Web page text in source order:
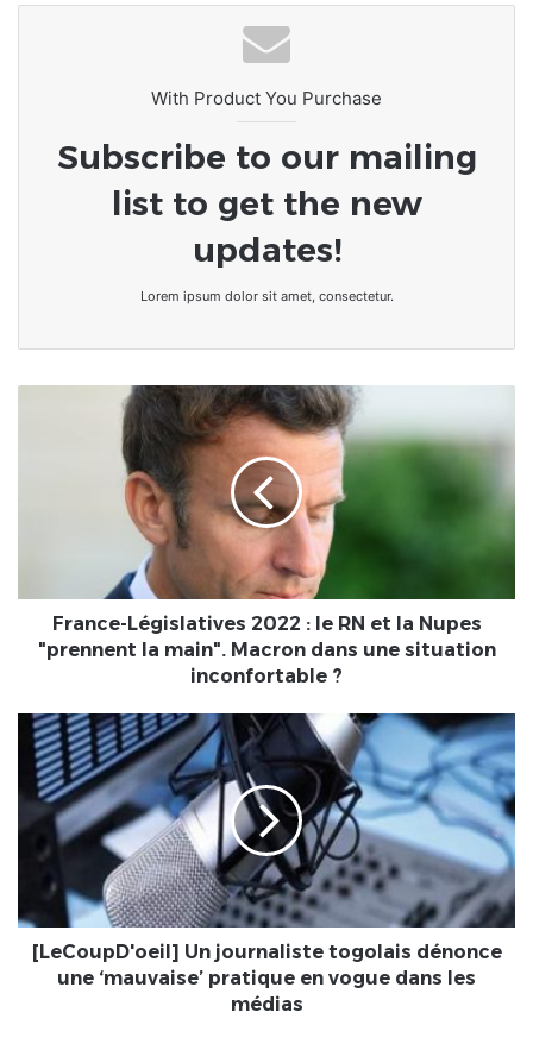
With Product You Purchase
Subscribe to our mailing
list to get the new
updates!
Lorem ipsum dolor sit amet, consectetur.
Nupes
"prennent
dans
une
situation
inconfortable
France-Législatives 2022 : le RN et la Nupes
"prennent la main". Macron dans une situation
inconfortable ?
[LeCoupD'oeil]
journaliste
togolais
dénonce
pratique
en
vogue
[LeCoupD'oeil] Un journaliste togolais dénonce
une ‘mauvaise’ pratique en vogue dans les
médias